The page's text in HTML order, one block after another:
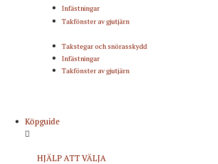
Infästningar
Takfönster av gjutjärn
Takstegar och snörasskydd
Infästningar
Takfönster av gjutjärn
Köpguide
HJÄLP ATT VÄLJA